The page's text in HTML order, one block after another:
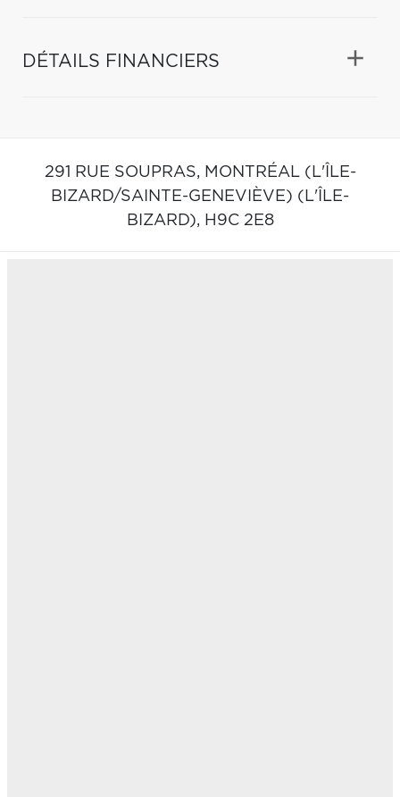
DÉTAILS FINANCIERS
291 RUE SOUPRAS, MONTRÉAL (L'ÎLE-
BIZARD/SAINTE-GENEVIÈVE) (L'ÎLE-
BIZARD), H9C 2E8